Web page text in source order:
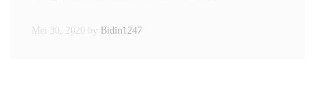
Mei 30, 2020 by Bidin1247